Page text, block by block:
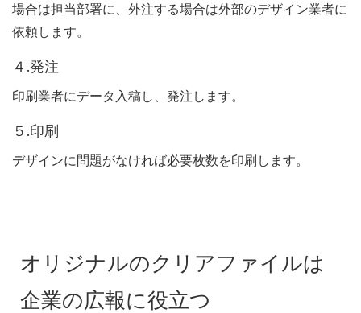
場合は担当部署に、外注する場合は外部のデザイン業者に
依頼します。
４.発注
印刷業者にデータ入稿し、発注します。
５.印刷
デザインに問題がなければ必要枚数を印刷します。
オリジナルのクリアファイルは
企業の広報に役立つ